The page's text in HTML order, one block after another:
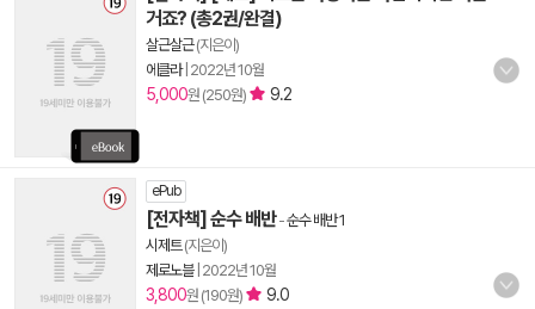
거죠? (총2권/완결)
살근살근(지은이)
에클라| 2022년 10월
5,000원 (250원) 9.2
ePub
[전자책] 순수 배반-순수 배반 1
시제트(지은이)
제로노블| 2022년 10월
3,800원 (190원) 9.0